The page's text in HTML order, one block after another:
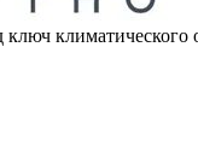
климатического